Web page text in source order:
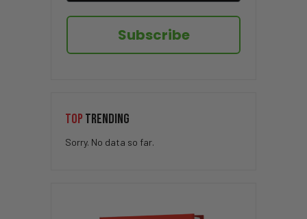
Subscribe
TOP TRENDING
Sorry. No data so far.